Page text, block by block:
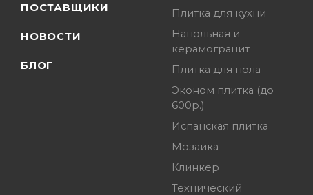
ПОСТАВЩИКИ
НОВОСТИ
БЛОГ
Плитка для кухни
Напольная и
керамогранит
Плитка для пола
Эконом плитка (до
600р.)
Испанская плитка
Мозаика
Клинкер
Технический